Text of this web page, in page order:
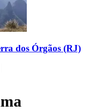
dos Órgãos (RJ)